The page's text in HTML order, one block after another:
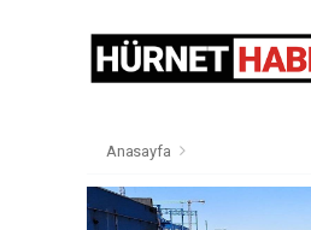
Anasayfa